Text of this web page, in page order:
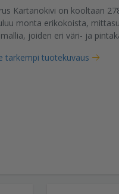
Kartanokivi on kooltaan
monta erikokoista,
joiden eri väri- ja
tarkempi tuotekuvaus